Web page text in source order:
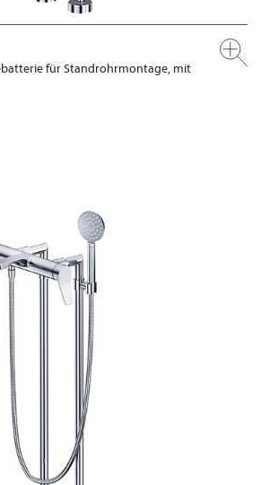
für Standrohrmontage, mit